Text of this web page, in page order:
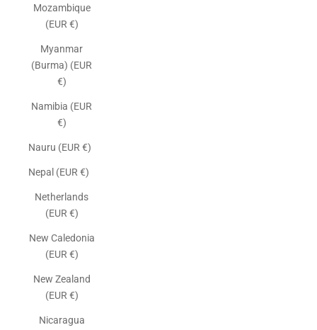
Mozambique
(EUR €)
Myanmar
(Burma) (EUR
€)
Namibia (EUR
€)
Nauru (EUR €)
Nepal (EUR €)
Netherlands
(EUR €)
New Caledonia
(EUR €)
New Zealand
(EUR €)
Nicaragua